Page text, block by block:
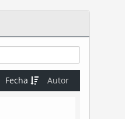
Autor
Fecha